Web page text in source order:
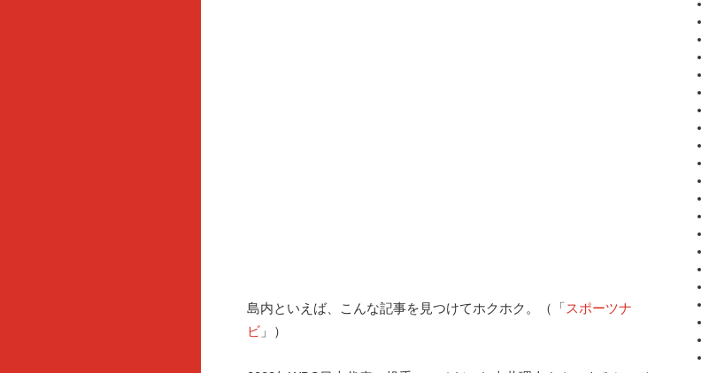
島内といえば、こんな記事を見つけてホクホク。（「スポーツナ
ビ 」）